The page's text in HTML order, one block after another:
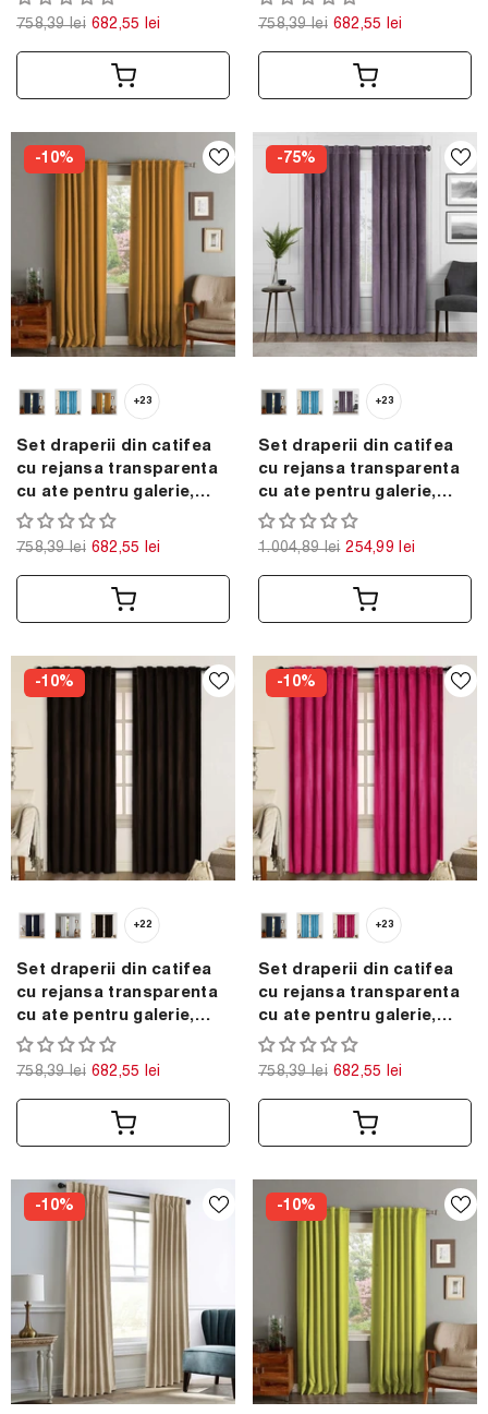
g/ml, Moss green, 2 buc
758,39 lei 682,55 lei
g/ml, Misty rose, 2 buc
758,39 lei 682,55 lei
-10%
+23
Set draperii din catifea
cu rejansa transparenta
cu ate pentru galerie,
Madison, densitate 700
g/ml, Medalion, 2 buc
758,39 lei 682,55 lei
-75%
+23
Set draperii din catifea
cu rejansa transparenta
cu ate pentru galerie,
Madison, densitate 700
g/ml, Mauve, 2 buc
1.004,89 lei 254,99 lei
-10%
+22
Set draperii din catifea
cu rejansa transparenta
cu ate pentru galerie,
Madison, densitate 700
g/ml, Maro inchis, 2 buc
758,39 lei 682,55 lei
-10%
+23
Set draperii din catifea
cu rejansa transparenta
cu ate pentru galerie,
Madison, densitate 700
g/ml, Magenta, 2 buc
758,39 lei 682,55 lei
-10% -10%